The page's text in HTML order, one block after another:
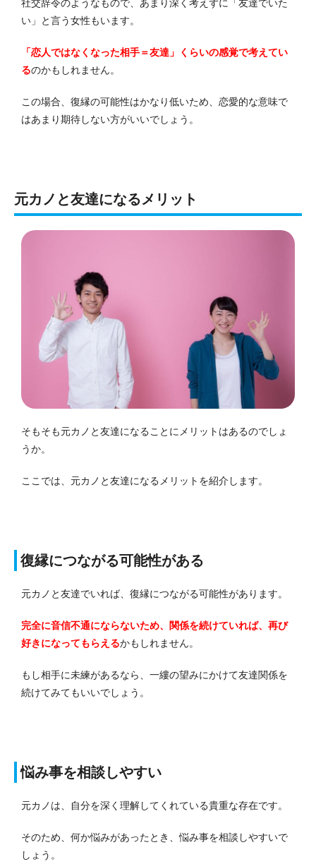
社交辞令のようなもので、あまり深く考えずに「友達でいた
い」と言う女性もいます。
「恋人ではなくなった相手＝友達」くらいの感覚で考えてい
るのかもしれません。
この場合、復縁の可能性はかなり低いため、恋愛的な意味で
はあまり期待しない方がいいでしょう。
元カノと友達になるメリット
そもそも元カノと友達になることにメリットはあるのでしょ
うか。
ここでは、元カノと友達になるメリットを紹介します。
復縁につながる可能性がある
元カノと友達でいれば、復縁につながる可能性があります。
完全に音信不通にならないため、関係を続けていれば、再び
好きになってもらえるかもしれません。
もし相手に未練があるなら、一縷の望みにかけて友達関係を
続けてみてもいいでしょう。
悩み事を相談しやすい
元カノは、自分を深く理解してくれている貴重な存在です。
そのため、何か悩みがあったとき、悩み事を相談しやすいで
しょう。